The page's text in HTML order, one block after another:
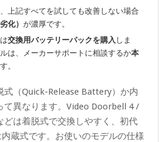
上記すべてを試しても改善しない場合
化）が濃厚です。
交換用バッテリーパックを購入 しま
は、メーカーサポートに相談するか本
。
式（Quick-Release Battery）か内
て異なります。Video Doorbell 4 /
は着脱式で交換しやすく、初代
蔵式です。お使いのモデルの仕様